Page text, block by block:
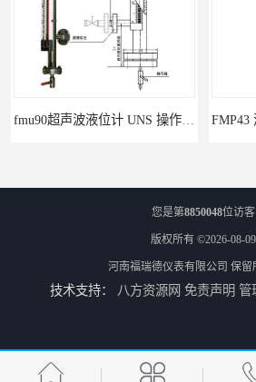
fmu90超声波液位计 UNS 操作简单
云南高加智能锅炉汽包液位计 窑头窑尾液位计
您是第8850048位访客
版权所有 ©2026-08-09
河南福瑞德仪表有限公司 保留
技术支持： 八方资源网 免责声明 管